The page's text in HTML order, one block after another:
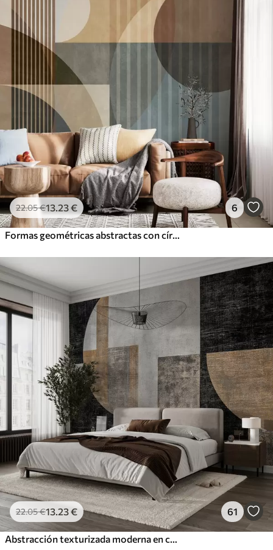
22.05€13.23€ 6
Formas geométricas abstractas con círculos y líneas, tonos tierra apagados, composición con texturas y capas
22.05€13.23€ 61
Abstracción texturizada moderna en colores negro y naranja